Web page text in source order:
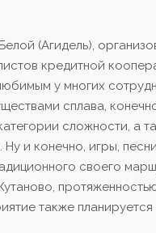
(Агидель),
кредитной
у многих
сплава,
сложности, а
и конечно, игры,
своего
также